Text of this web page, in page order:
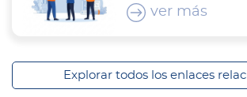
ver más
Explorar todos los enlaces